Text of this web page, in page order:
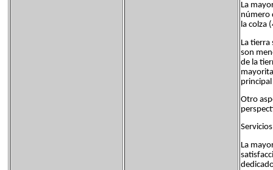
La
número
la colza
La
son
de la
Otro
La